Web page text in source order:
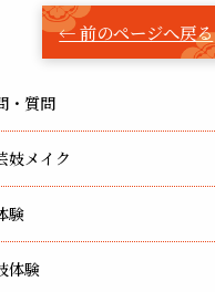
・質問
妓メイク
験
体験
← 前のページへ戻る